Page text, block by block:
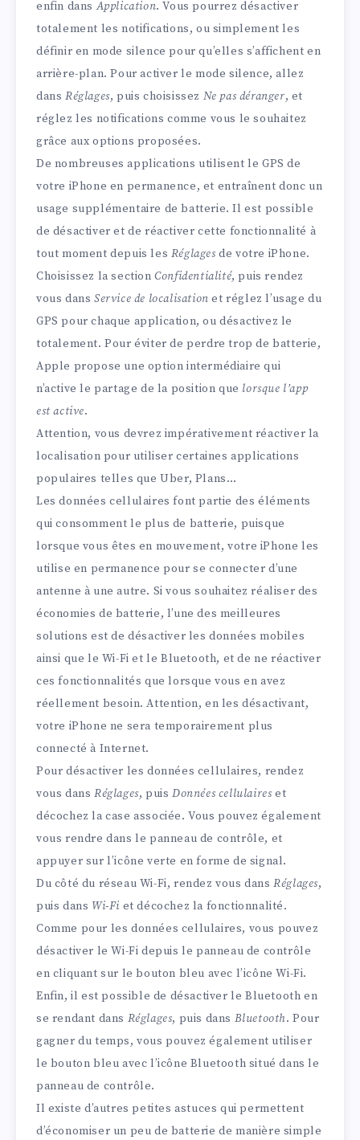
enfin dansApplication. Vous pourrez désactiver
totalement les notifications, ou simplement les
définir en mode silence pour qu’elles s’affichent en
arrière-plan. Pour activer le mode silence, allez
dans Réglages, puis choisissez Ne pas déranger, et
réglez les notifications comme vous le souhaitez
grâce aux options proposées.
De nombreuses applications utilisent le GPS de
votre iPhone en permanence, et entraînent donc un
usage supplémentaire de batterie. Il est possible
de désactiver et de réactiver cette fonctionnalité à
tout moment depuis les Réglagesde votre iPhone.
Choisissez la sectionConfidentialité, puis rendez
vous dans Service de localisationet réglez l’usage du
GPS pour chaque application, ou désactivez le
totalement. Pour éviter de perdre trop de batterie,
Apple propose une option intermédiaire qui
n’active le partage de la position que lorsque l’app
est active.
Attention, vous devrez impérativement réactiver la
localisation pour utiliser certaines applications
populaires telles que Uber, Plans…
Les données cellulaires font partie des éléments
qui consomment le plus de batterie, puisque
lorsque vous êtes en mouvement, votre iPhone les
utilise en permanence pour se connecter d’une
antenne à une autre. Si vous souhaitez réaliser des
économies de batterie, l’une des meilleures
solutions est de désactiver les données mobiles
ainsi que le Wi-Fi et le Bluetooth, et de ne réactiver
ces fonctionnalités que lorsque vous en avez
réellement besoin. Attention, en les désactivant,
votre iPhone ne sera temporairement plus
connecté à Internet.
Pour désactiver les données cellulaires, rendez
vous dans Réglages, puisDonnées cellulaireset
décochez la case associée. Vous pouvez également
vous rendre dans le panneau de contrôle, et
appuyer sur l’icône verte en forme de signal.
Du côté du réseau Wi-Fi, rendez vous dansRéglages,
puis dans Wi-Fi et décochez la fonctionnalité.
Comme pour les données cellulaires, vous pouvez
désactiver le Wi-Fi depuis le panneau de contrôle
en cliquant sur le bouton bleu avec l’icône Wi-Fi.
Enfin, il est possible de désactiver le Bluetooth en
se rendant dans Réglages, puis dans Bluetooth. Pour
gagner du temps, vous pouvez également utiliser
le bouton bleu avec l’icône Bluetooth situé dans le
panneau de contrôle.
Il existe d’autres petites astuces qui permettent
d’économiser un peu de batterie de manière simple